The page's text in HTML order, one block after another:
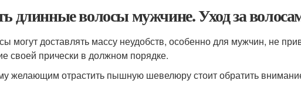
длинные волосы мужчине. Уход за
могут доставлять массу неудобств, особенно для мужчин, не
своей прически в должном порядке.
желающим отрастить пышную шевелюру стоит обратить